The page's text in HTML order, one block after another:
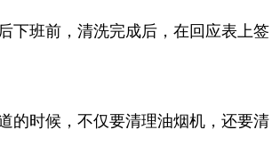
下班前，清洗完成后，在回应表上签
的时候，不仅要清理油烟机，还要清